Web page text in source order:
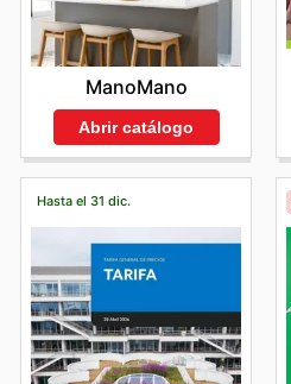
ManoMano
Abrir catálogo
Hasta el 31 dic.